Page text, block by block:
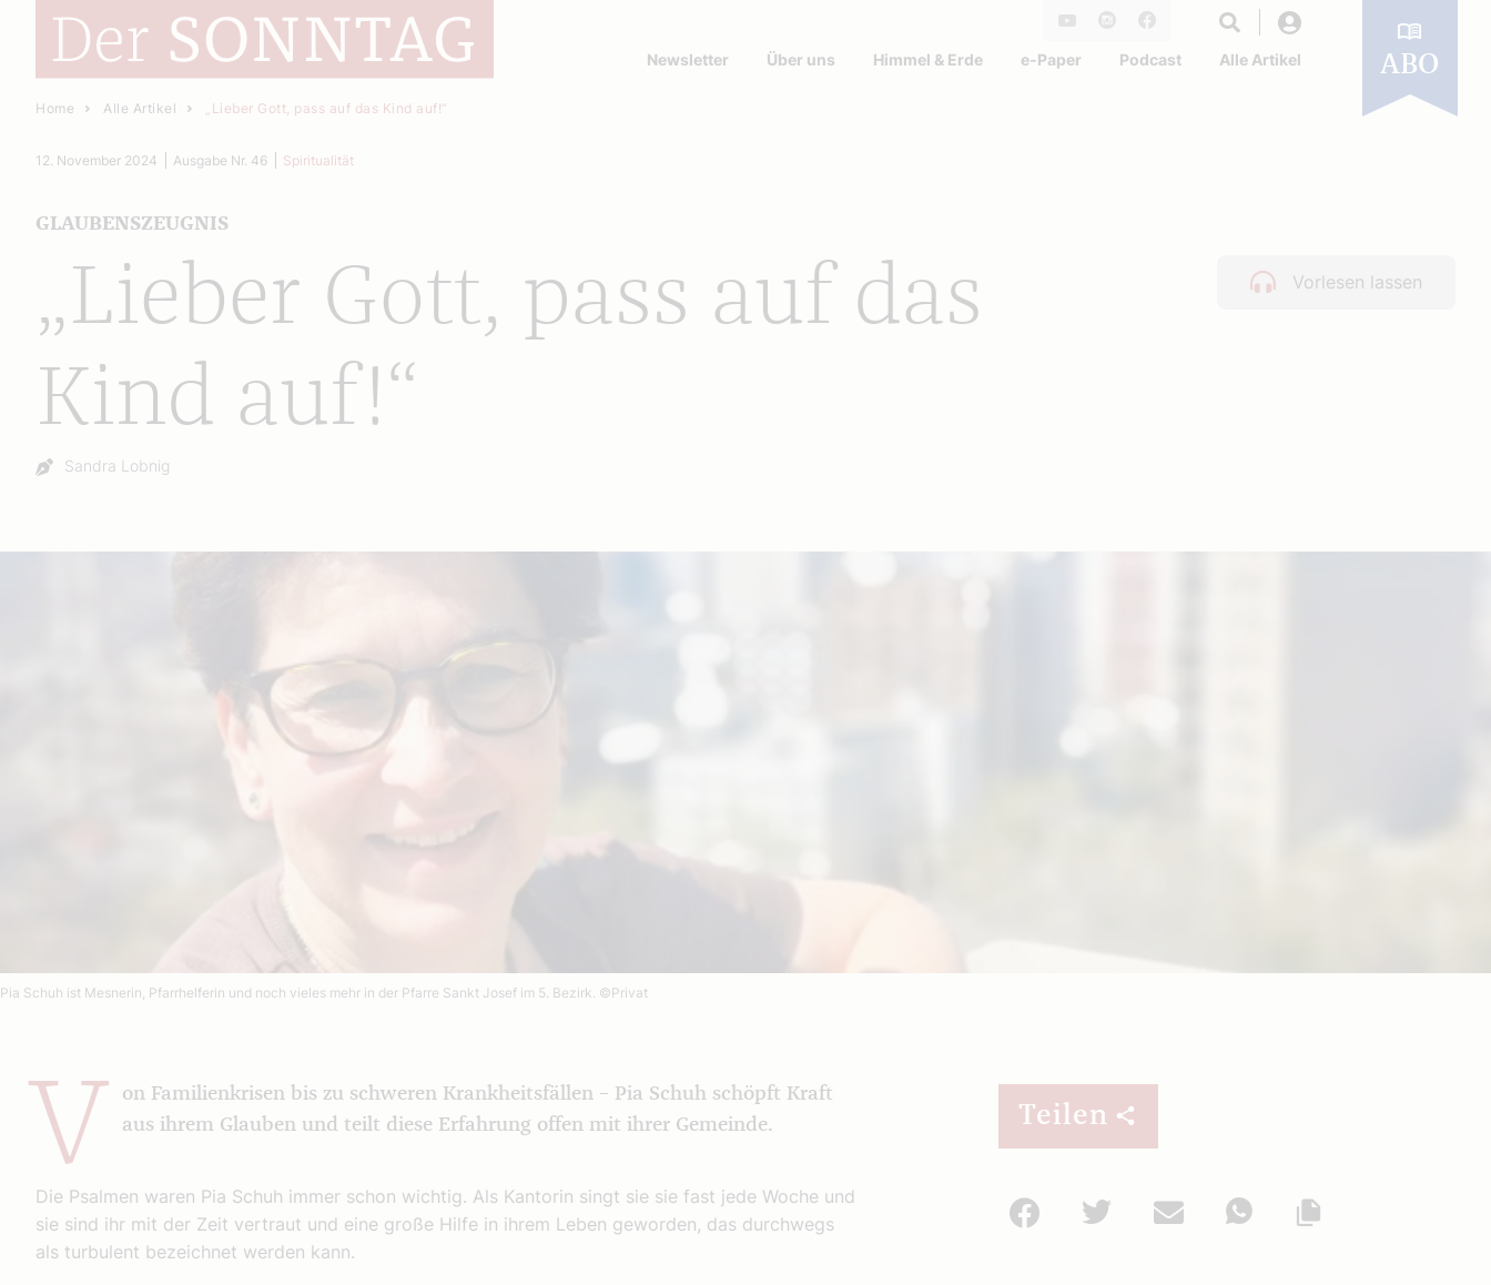
Facebook
Newsletter Über uns Himmel & Erde e-Paper Podcast Alle Artikel ABO
Home Alle Artikel „Lieber Gott, pass auf das Kind auf!“
Vorlesen lassen
„Lieber Gott, pass auf das
Kind auf!“
GLAUBENSZEUGNIS
12. November 2024 Ausgabe Nr. 46 Spiritualität
Autor:
Sandra Lobnig
Pia Schuh ist Mesnerin, Pfarrhelferin und noch vieles mehr in der Pfarre Sankt Josef im 5. Bezirk. ©Privat
V
on Familienkrisen bis zu schweren Krankheitsfällen – Pia Schuh schöpft Kraft
aus ihrem Glauben und teilt diese Erfahrung offen mit ihrer Gemeinde.
Die Psalmen waren Pia Schuh immer schon wichtig. Als Kantorin singt sie sie fast jede Woche und
sie sind ihr mit der Zeit vertraut und eine große Hilfe in ihrem Leben geworden, das durchwegs
als turbulent bezeichnet werden kann.
Teilen
Facebook
Twitter Mail
WhatsApp